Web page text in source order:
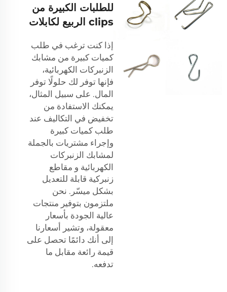
للطلبات الكبيرة من
clips الربيع لكابلات
إذا كنت ترغب في طلب
كميات كبيرة من مشابك
الزنبركات الكهربائية،
فإنها توفر لك حلولًا توفر
المال. على سبيل المثال،
يمكنك الاستفادة من
تخفيض في التكاليف عند
طلب كميات كبيرة
وإجراء مشتريات بالجملة
لمشابك الزنبركات
الكهربائية و مقاطع
زنبركية قابلة للتعديل
بشكل ميسّر. نحن
ملتزمون بتوفير منتجات
عالية الجودة بأسعار
معقولة، وتشير أسعارنا
إلى أنك دائمًا تحصل على
قيمة رائعة مقابل ما
تدفعه.